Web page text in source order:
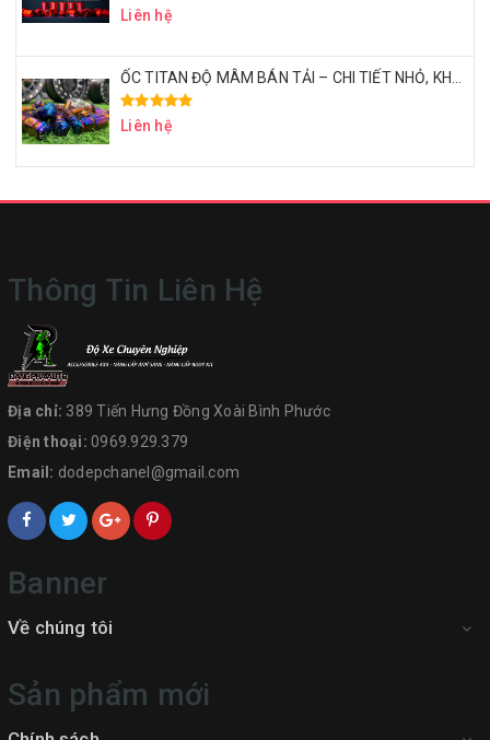
Liên hệ
Liên hệ
Thông Tin Liên Hệ
Địa chỉ: 389 Tiến Hưng Đồng Xoài Bình Phước
Điện thoại: 0969.929.379
Email: dodepchanel@gmail.com
Banner
Về chúng tôi
Sản phẩm mới